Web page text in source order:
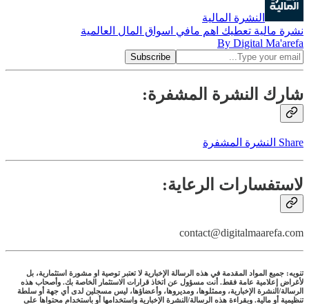
النشرة المالية
نشرة مالية تعطيك اهم مافي اسواق المال العالمية
By Digital Ma'arefa
شارك النشرة المشفرة:
Share النشرة المشفرة
لاستفسارات الرعاية:
contact@digitalmaarefa.com
تنويه: جميع المواد المقدمة في هذه الرسالة الإخبارية لا تعتبر توصية او مشورة استثمارية، بل
لأغراض إعلامية عامة فقط. أنت مسؤول عن اتخاذ قرارات الاستثمار الخاصة بك. وأصحاب هذه
الرسالة/النشرة الإخبارية، وممثلوها، ومديروها، وأعضاؤها، ليس مسجلين لدى أي جهة أو سلطة
تنظيمية أو مالية. وبقراءة هذه الرسالة/النشرة الإخبارية واستخدامها أو باستخدام محتواها على